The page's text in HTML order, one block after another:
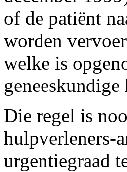
of de patiënt
worden
welke is
Die regel is
hulpverleners-
urgentiegraad